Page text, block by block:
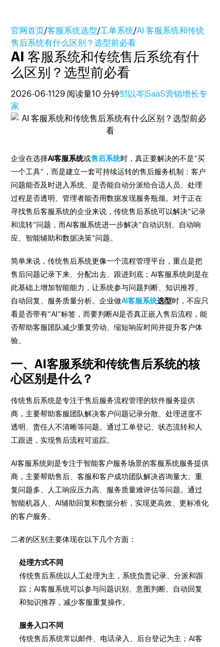
官网首页/客服系统选型/工单系统/AI 客服系统和传统
售后系统有什么区别？选型前必看
AI 客服系统和传统售后系统有什
么区别？选型前必看
2026-06-1129 阅读量10 分钟邹以岑|SaaS营销增长专
家
企业在选择AI客服系统或售后系统时，真正要解决的不是“买
一个工具”，而是建立一套可持续运转的售后服务机制：客户
问题能否及时进入系统、是否能自动分派给合适人员、处理
过程是否透明、管理者能否用数据发现服务瓶颈。对于正在
寻找售后客服系统的企业来说，传统售后系统可以解决“记录
和流转”问题，而AI客服系统进一步解决“自动识别、自动响
应、智能辅助和数据决策”问题。
简单来说，传统售后系统更像一个流程管理平台，重点是把
售后问题记录下来、分配出去、跟进到底；AI客服系统则是在
此基础上增加智能能力，让系统参与问题判断、知识推荐、
自动回复、服务质量分析。企业做AI客服系统选型时，不应只
看是否带有“AI”标签，而要判断AI是否真正嵌入售后流程，能
否帮助客服团队减少重复劳动、缩短响应时间并提升客户体
验。
一、AI客服系统和传统售后系统的核
心区别是什么？
传统售后系统是专注于售后服务流程管理的软件服务提供
商，主要帮助客服团队解决客户问题记录分散、处理进度不
透明、责任人不清晰等问题。通过工单登记、状态流转和人
工跟进，实现售后流程可追踪。
AI客服系统则是专注于智能客户服务场景的客服系统服务提供
商，主要帮助售后、客服和客户成功团队解决咨询量大、重
复问题多、人工响应压力高、服务质量难评估等问题。通过
智能机器人、AI辅助回复和数据分析，实现更高效、更标准化
的客户服务。
二者的区别主要体现在以下几个方面：
处理方式不同
传统售后系统以人工处理为主，系统负责记录、分派和跟
踪；AI客服系统可以参与问题识别、意图判断、自动回复
和知识推荐，减少客服重复操作。
服务入口不同
传统售后系统常以邮件、电话录入、后台登记为主；AI客